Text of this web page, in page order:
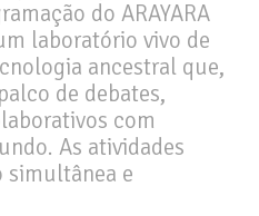
do ARAYARA
laboratório vivo de
ancestral que,
de debates,
com
As atividades
simultânea e